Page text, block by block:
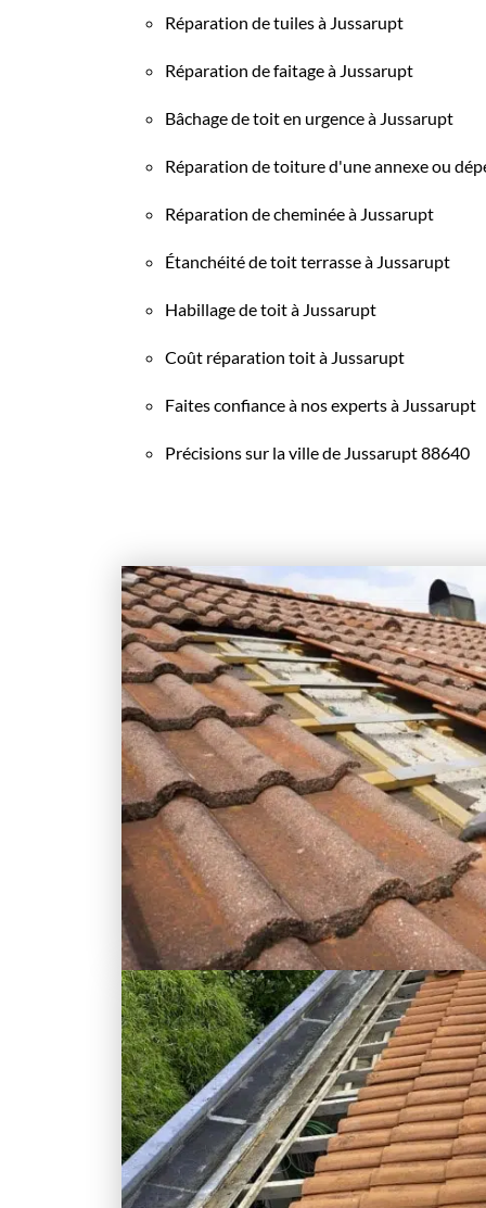
Réparation de tuiles à Jussarupt
Réparation de faitage à Jussarupt
Bâchage de toit en urgence à Jussarupt
Réparation de toiture d'une annexe ou
Réparation de cheminée à Jussarupt
Étanchéité de toit terrasse à Jussarupt
Habillage de toit à Jussarupt
Coût réparation toit à Jussarupt
Faites confiance à nos experts à Jussarupt
Précisions sur la ville de Jussarupt 88640